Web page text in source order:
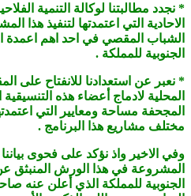
* نجدد مطالبتنا لوكالة التنمية
الاحادية التي اعتمدتها لتنفيذ هذا
الشباب المقصي في احد اهم اعمدة
الجنوبية للمملكة .
* نعبر عن استعدادنا للانفتاح على
المحلية لادماج أعضاء هذه
المجحفة مساحة ومعايير التي
مختلف مشاريع هذا البرنامج .
وفي الاخير واذ نؤكد على فحوى
المشروعة في هذا الورش المنبثق عن
الجنوبية للمملكة الذي أعلن عنه